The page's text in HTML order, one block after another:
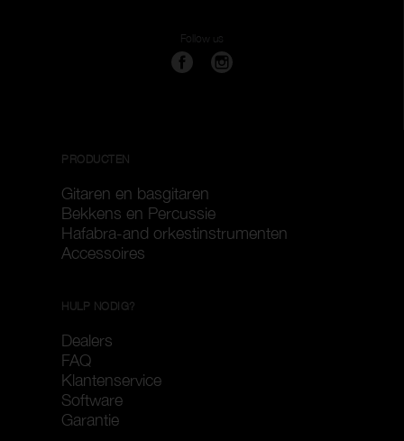
Follow us
PRODUCTEN
Gitaren en basgitaren
Bekkens en Percussie
Hafabra-and orkestinstrumenten
Accessoires
HULP NODIG?
Dealers
FAQ
Klantenservice
Software
Garantie